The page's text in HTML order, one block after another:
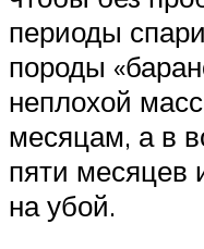
периоды
породы
неплохой
месяцам, а в
пяти месяцев
на убой.